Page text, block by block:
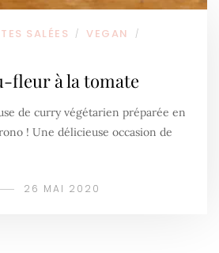
SALÉES / VEGAN /
fleur à la tomate
de curry végétarien préparée en
! Une délicieuse occasion de
26 MAI 2020